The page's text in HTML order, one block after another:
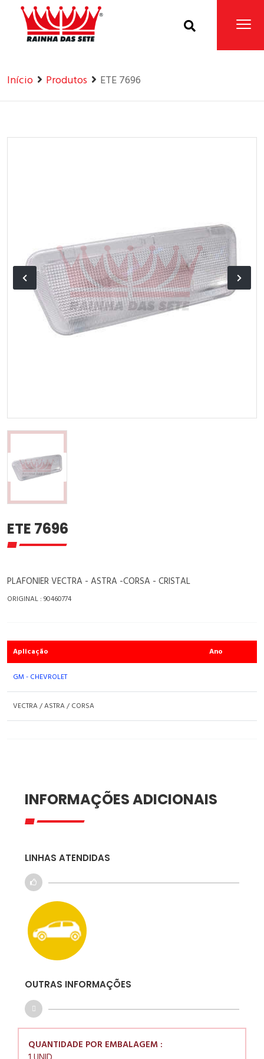
Home Produtos
Início Produtos ETE 7696
ETE 7696
PLAFONIER VECTRA - ASTRA -CORSA - CRISTAL
ORIGINAL : 90460774
Aplicação Ano
GM - CHEVROLET
VECTRA / ASTRA / CORSA
INFORMAÇÕES ADICIONAIS
LINHAS ATENDIDAS
OUTRAS INFORMAÇÕES
QUANTIDADE POR EMBALAGEM :